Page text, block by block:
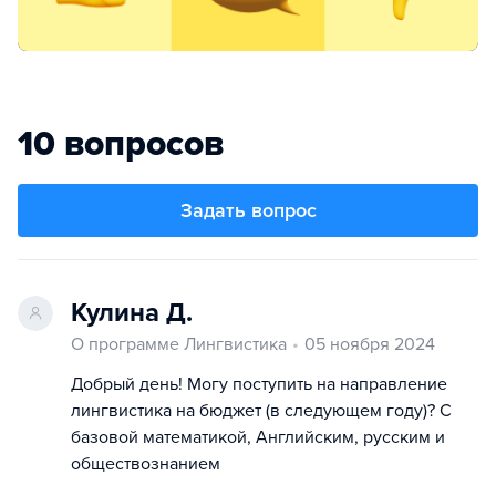
10 вопросов
Задать вопрос
Кулина Д.
О программе Лингвистика
05 ноября 2024
Добрый день! Могу поступить на направление
лингвистика на бюджет (в следующем году)? С
базовой математикой, Английским, русским и
обществознанием